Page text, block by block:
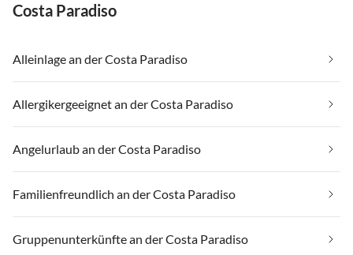
Costa Paradiso
Alleinlage an der Costa Paradiso
Allergikergeeignet an der Costa Paradiso
Angelurlaub an der Costa Paradiso
Familienfreundlich an der Costa Paradiso
Gruppenunterkünfte an der Costa Paradiso